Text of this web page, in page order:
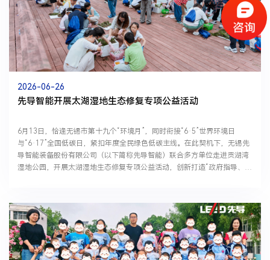
2026-06-26
先导智能开展太湖湿地生态修复专项公益活动
6月13日，恰逢无锡市第十九个“环境月”，同时衔接“6·5”世界环境日
与“6·17”全国低碳日，紧扣年度全民绿色低碳主线。在此契机下，无锡先
导智能装备股份有限公司（以下简称先导智能）联合多方单位走进贡湖湾
湿地公园，开展太湖湿地生态修复专项公益活动，创新打造“政府指导、企